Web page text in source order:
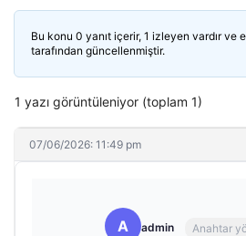
Bu konu 0 yanıt içerir, 1 izleyen vardır ve
tarafından güncellenmiştir.
1 yazı görüntüleniyor (toplam 1)
07/06/2026: 11:49 pm
A admin Anahtar